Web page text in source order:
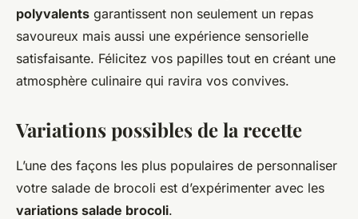
polyvalents garantissent non seulement un repas
savoureux mais aussi une expérience sensorielle
satisfaisante. Félicitez vos papilles tout en créant une
atmosphère culinaire qui ravira vos convives.
Variations possibles de la recette
L’une des façons les plus populaires de personnaliser
votre salade de brocoli est d’expérimenter avec les
variations salade brocoli.